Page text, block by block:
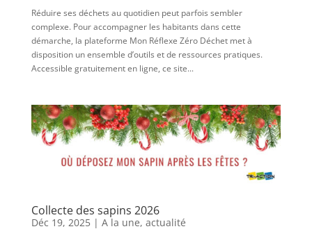
Réduire ses déchets au quotidien peut parfois sembler
complexe. Pour accompagner les habitants dans cette
démarche, la plateforme Mon Réflexe Zéro Déchet met à
disposition un ensemble d’outils et de ressources pratiques.
Accessible gratuitement en ligne, ce site...
Collecte des sapins 2026
Déc 19, 2025| A la une, actualité